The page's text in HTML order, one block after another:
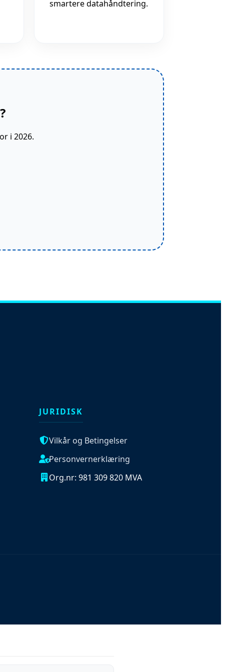
smartere datahåndtering.
i 2026.
JURIDISK
Vilkår og Betingelser
Personvernerklæring
Org.nr: 981 309 820 MVA